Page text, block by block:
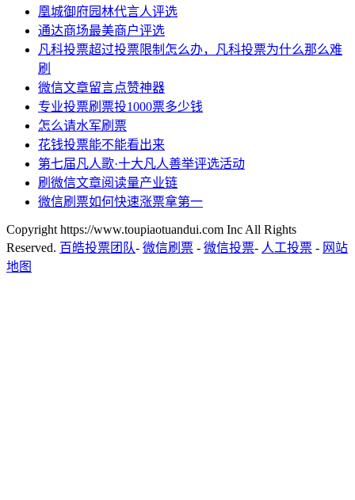
凰城御府园林代言人评选
通达商场最美商户评选
凡科投票超过投票限制怎么办，凡科投票为什么那么难
刷
微信文章留言点赞神器
专业投票刷票投1000票多少钱
怎么请水军刷票
花钱投票能不能看出来
第七届凡人歌·十大凡人善举评选活动
刷微信文章阅读量产业链
微信刷票如何快速涨票拿第一
Copyright https://www.toupiaotuandui.com Inc All Rights
Reserved. 百皓投票团队- 微信刷票 - 微信投票- 人工投票 - 网站
地图